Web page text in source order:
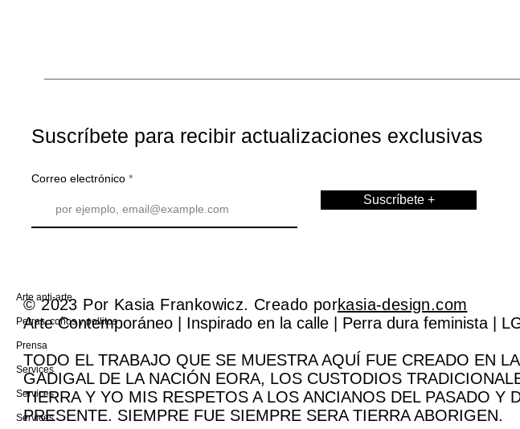
Arte anti-arte
Perras, coños y pollitos
Prensa
Services
Services
Services
Suscríbete para recibir actualizaciones exclusivas
Correo electrónico
Suscríbete +
© 2023 Por Kasia Frankowicz. Creado porkasia-design.com
Arte Contemporáneo | Inspirado en la calle | Perra dura feminista |
TODO EL TRABAJO QUE SE MUESTRA AQUÍ FUE CREADO EN
GADIGAL DE LA NACIÓN EORA, LOS CUSTODIOS
TIERRA Y YO MIS RESPETOS A LOS ANCIANOS DEL PASADO Y
PRESENTE. SIEMPRE FUE SIEMPRE SERA TIERRA ABORIGEN.